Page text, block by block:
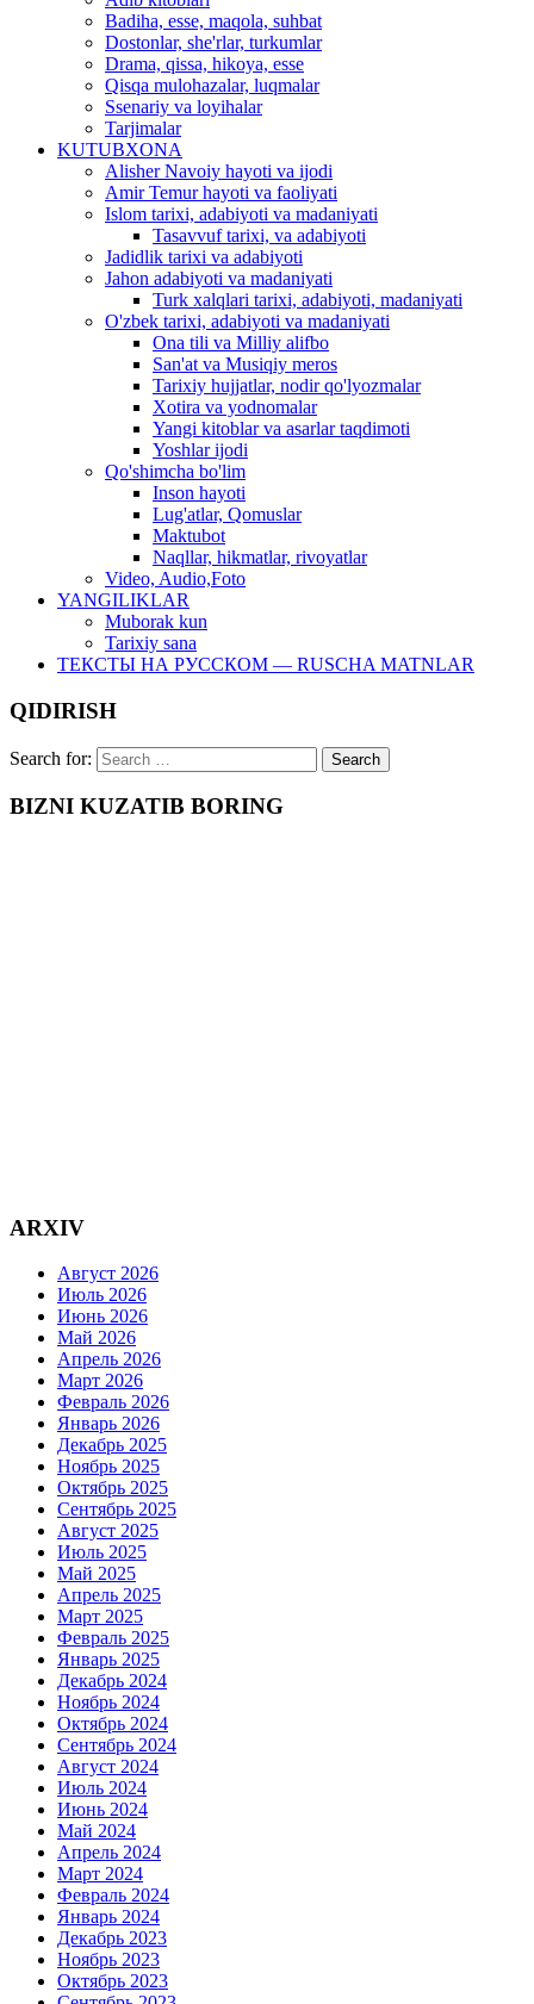
Badiha, esse, maqola, suhbat
Dostonlar, she'rlar, turkumlar
Drama, qissa, hikoya, esse
Qisqa mulohazalar, luqmalar
Ssenariy va loyihalar
Tarjimalar
KUTUBXONA
Alisher Navoiy hayoti va ijodi
Amir Temur hayoti va faoliyati
Islom tarixi, adabiyoti va madaniyati
Tasavvuf tarixi, va adabiyoti
Jadidlik tarixi va adabiyoti
Jahon adabiyoti va madaniyati
Turk xalqlari tarixi, adabiyoti, madaniyati
O'zbek tarixi, adabiyoti va madaniyati
Ona tili va Milliy alifbo
San'at va Musiqiy meros
Tarixiy hujjatlar, nodir qo'lyozmalar
Xotira va yodnomalar
Yangi kitoblar va asarlar taqdimoti
Yoshlar ijodi
Qo'shimcha bo'lim
Inson hayoti
Lug'atlar, Qomuslar
Maktubot
Naqllar, hikmatlar, rivoyatlar
Video, Audio,Foto
YANGILIKLAR
Muborak kun
Tarixiy sana
ТЕКСТЫ НА РУССКОМ — RUSCHA MATNLAR
QIDIRISH
Search for:
BIZNI KUZATIB BORING
ARXIV
Август 2026
Июль 2026
Июнь 2026
Май 2026
Апрель 2026
Март 2026
Февраль 2026
Январь 2026
Декабрь 2025
Ноябрь 2025
Октябрь 2025
Сентябрь 2025
Август 2025
Июль 2025
Май 2025
Апрель 2025
Март 2025
Февраль 2025
Январь 2025
Декабрь 2024
Ноябрь 2024
Октябрь 2024
Сентябрь 2024
Август 2024
Июль 2024
Июнь 2024
Май 2024
Апрель 2024
Март 2024
Февраль 2024
Январь 2024
Декабрь 2023
Ноябрь 2023
Октябрь 2023